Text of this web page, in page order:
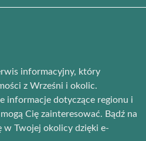
informacyjny, który
z Wrześni i okolic.
informacje dotyczące regionu i
Cię zainteresować. Bądź na
w Twojej okolicy dzięki e-